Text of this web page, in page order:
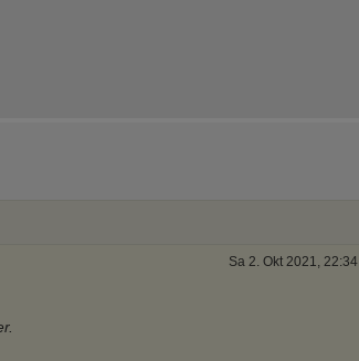
Sa 2. Okt 2021, 22:34